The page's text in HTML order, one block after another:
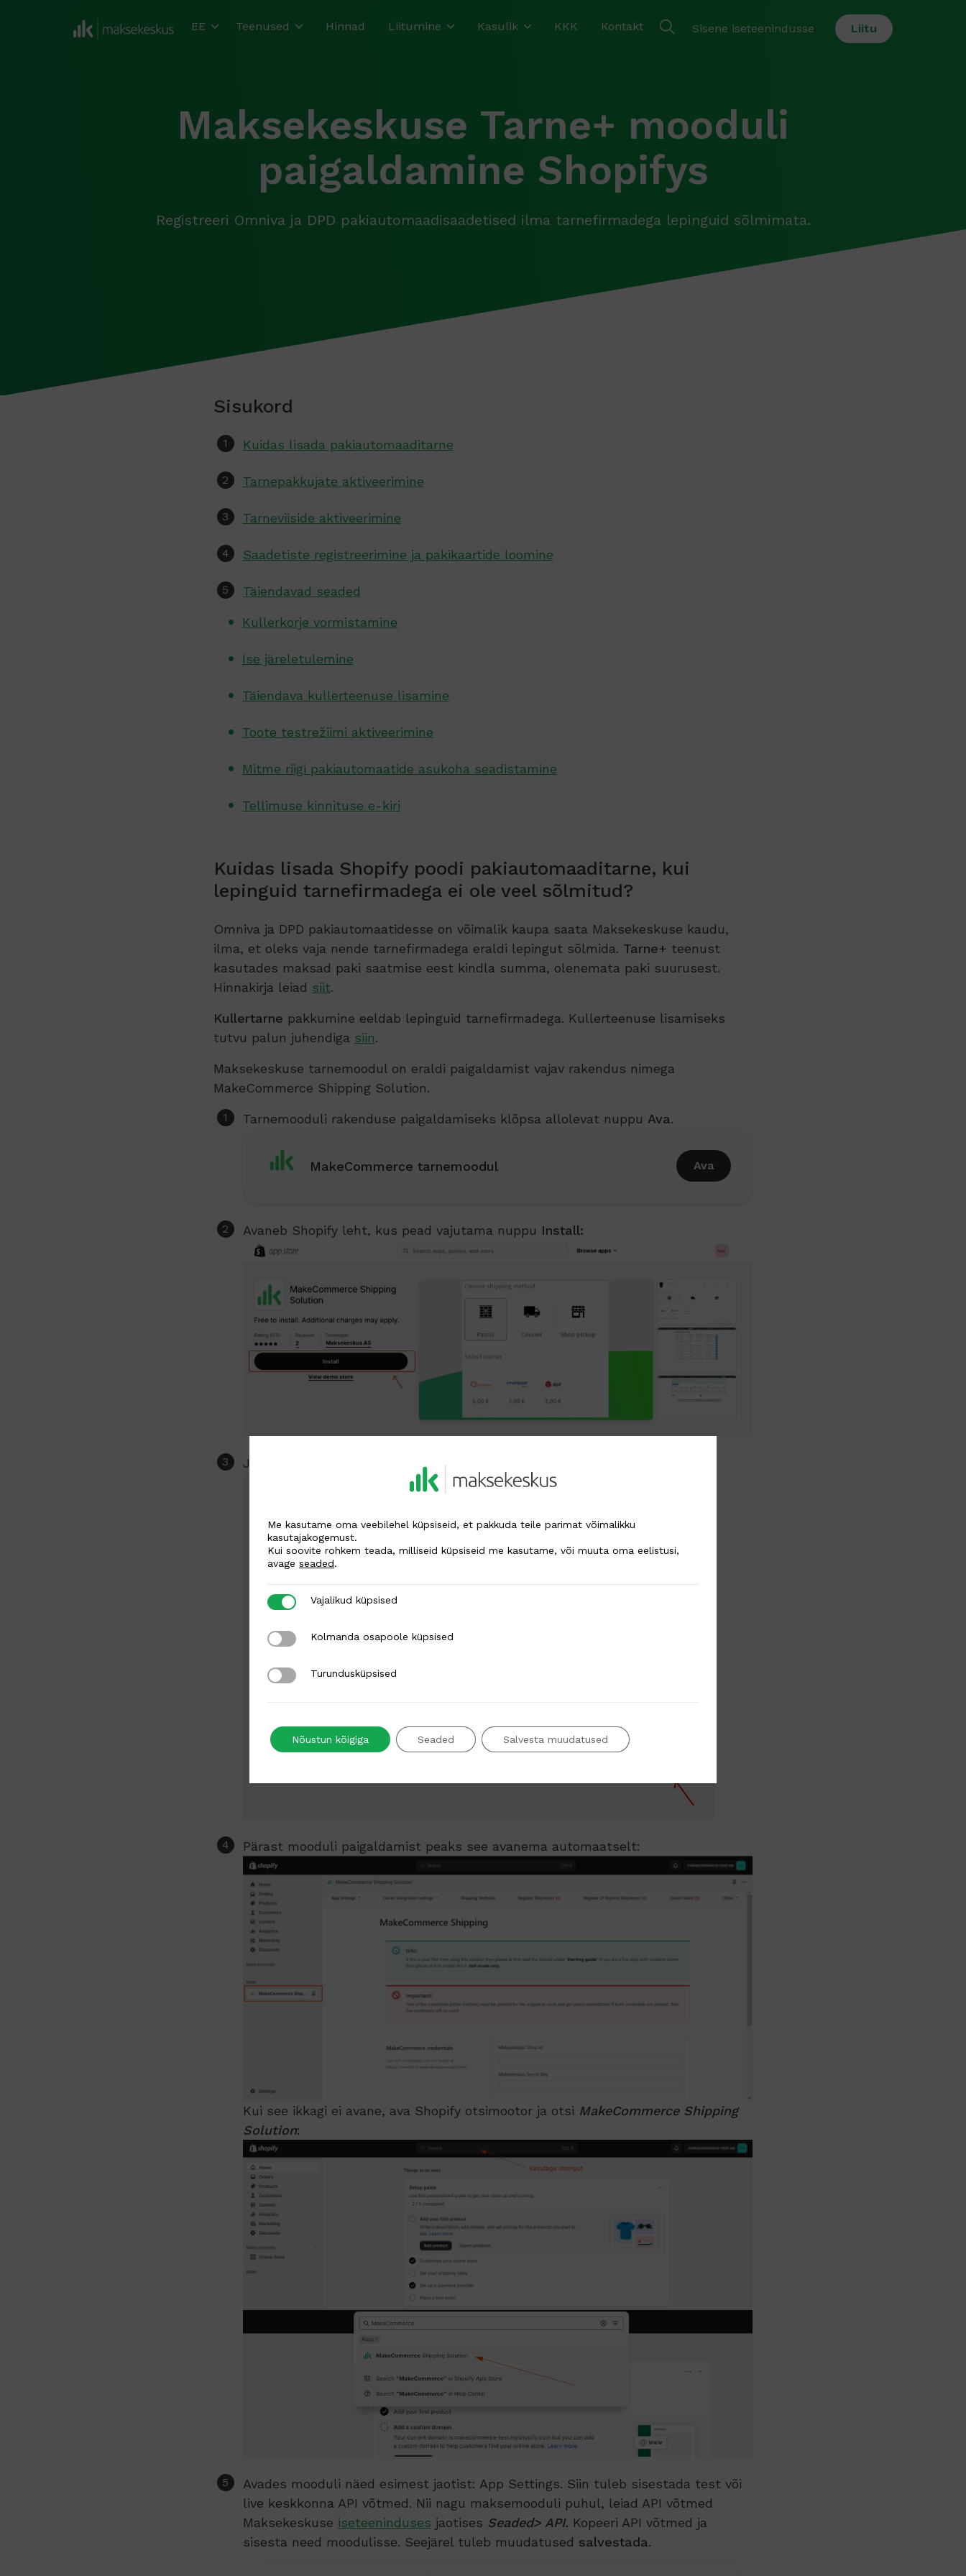
EE Teenused Hinnad Liitumine Kasulik KKK Kontakt Sisene iseteenindusse Liitu
Maksekeskuse Tarne+ mooduli
paigaldamine Shopifys
Registreeri Omniva ja DPD pakiautomaadisaadetised ilma tarnefirmadega lepinguid sõlmimata.
Sisukord
Kuidas lisada pakiautomaaditarne
Tarnepakkujate aktiveerimine
Tarneviiside aktiveerimine
Saadetiste registreerimine ja pakikaartide loomine
Täiendavad seaded
Kullerkorje vormistamine
Ise järeletulemine
Täiendava kullerteenuse lisamine
Toote testrežiimi aktiveerimine
Mitme riigi pakiautomaatide asukoha seadistamine
Tellimuse kinnituse e-kiri
Kuidas lisada Shopify poodi pakiautomaaditarne, kui
lepinguid tarnefirmadega ei ole veel sõlmitud?
Omniva ja DPD pakiautomaatidesse on võimalik kaupa saata Maksekeskuse kaudu,
ilma, et oleks vaja nende tarnefirmadega eraldi lepingut sõlmida. Tarne+ teenust
kasutades maksad paki saatmise eest kindla summa, olenemata paki suurusest.
Hinnakirja leiad siit.
Kullertarne pakkumine eeldab lepinguid tarnefirmadega. Kullerteenuse lisamiseks
tutvu palun juhendiga siin.
Maksekeskuse tarnemoodul on eraldi paigaldamist vajav rakendus nimega
MakeCommerce Shipping Solution.
Tarnemooduli rakenduse paigaldamiseks klõpsa allolevat nuppu Ava.
MakeCommerce tarnemoodul Ava
Avaneb Shopify leht, kus pead vajutama nuppu Install:
Järgmisena vajuta uuesti nuppu Install
Pärast mooduli paigaldamist peaks see avanema automaatselt:
Kui see ikkagi ei avane, ava Shopify otsimootor ja otsi MakeCommerce Shipping
Solution:
Avades mooduli näed esimest jaotist: App Settings. Siin tuleb sisestada test või
live keskkonna API võtmed. Nii nagu maksemooduli puhul, leiad API võtmed
Maksekeskuse iseteeninduses jaotises Seaded> API. Kopeeri API võtmed ja
sisesta need moodulisse. Seejärel tuleb muudatused salvestada.
Me kasutame oma veebilehel küpsiseid, et pakkuda teile parimat võimalikku
kasutajakogemust.
Kui soovite rohkem teada, milliseid küpsiseid me kasutame, või muuta oma eelistusi,
avage seaded.
Vajalikud küpsised
Vajalikud küpsised
Kolmanda osapoole küpsised
Kolmanda osapoole küpsised
Turundusküpsised
Turundusküpsised
Nõustun kõigiga Seaded Salvesta muudatused